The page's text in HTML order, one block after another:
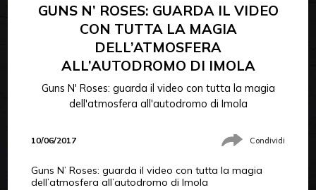
GUNS N’ ROSES: GUARDA IL VIDEO
CON TUTTA LA MAGIA
DELL’ATMOSFERA
ALL’AUTODROMO DI IMOLA
Guns N' Roses: guarda il video con tutta la magia
dell'atmosfera all'autodromo di Imola
10/06/2017 Condividi
Guns N’ Roses: guarda il video con tutta la magia
dell’atmosfera all’autodromo di Imola